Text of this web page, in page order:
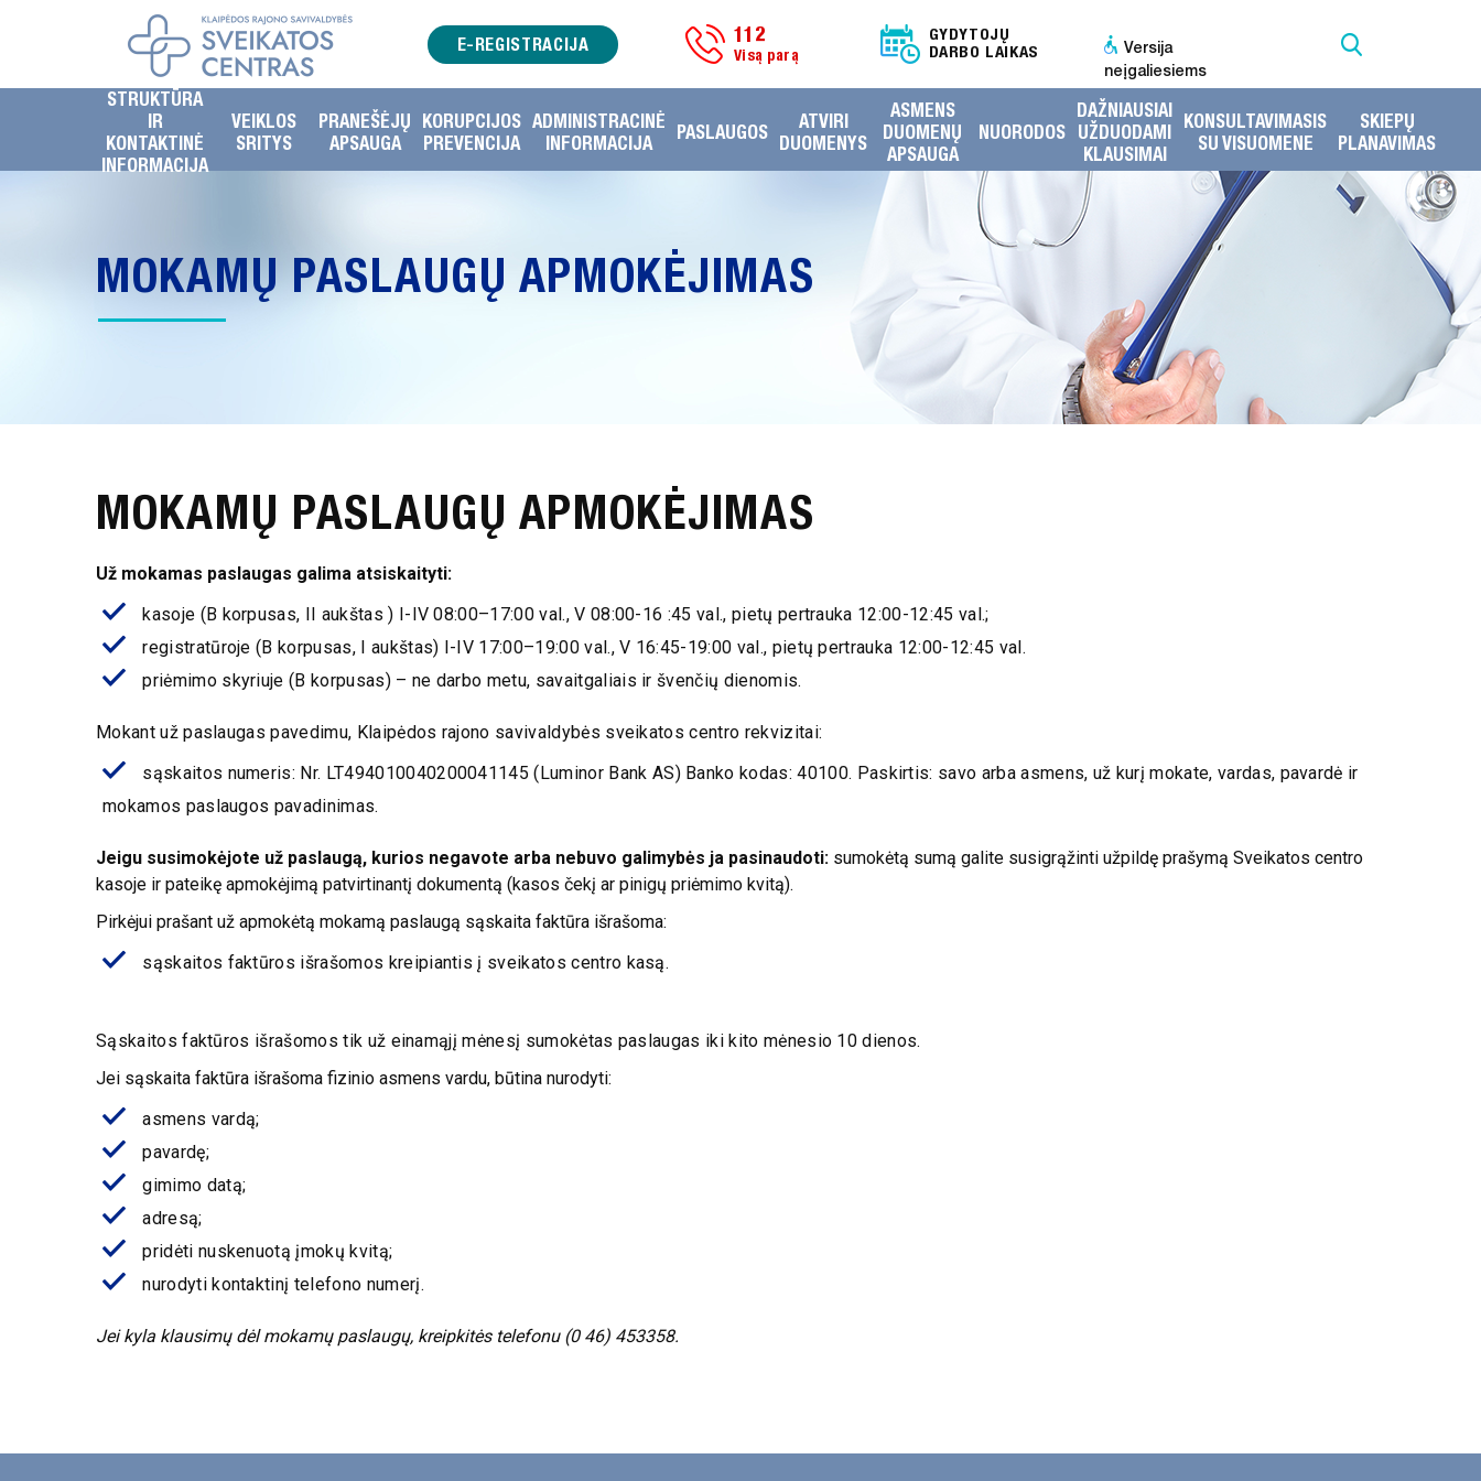
E-REGISTRACIJA 112
Visą parą
GYDYTOJŲ
DARBO LAIKAS
Versija
neįgaliesiems
STRUKTŪRA
IR
KONTAKTINĖ
INFORMACIJA
VEIKLOS
SRITYS
PRANEŠĖJŲ
APSAUGA
KORUPCIJOS
PREVENCIJA
ADMINISTRACINĖ
INFORMACIJA
PASLAUGOS
ATVIRI
DUOMENYS
ASMENS
DUOMENŲ
APSAUGA
NUORODOS
DAŽNIAUSIAI
UŽDUODAMI
KLAUSIMAI
KONSULTAVIMASIS
SU VISUOMENE
SKIEPŲ
PLANAVIMAS
MOKAMŲ PASLAUGŲ APMOKĖJIMAS
MOKAMŲ PASLAUGŲ APMOKĖJIMAS
Už mokamas paslaugas galima atsiskaityti:
kasoje (B korpusas, II aukštas ) I-IV 08:00–17:00 val., V 08:00-16 :45 val., pietų pertrauka 12:00-12:45 val.;
registratūroje (B korpusas, I aukštas) I-IV 17:00–19:00 val., V 16:45-19:00 val., pietų pertrauka 12:00-12:45 val.
priėmimo skyriuje (B korpusas) – ne darbo metu, savaitgaliais ir švenčių dienomis.
Mokant už paslaugas pavedimu, Klaipėdos rajono savivaldybės sveikatos centro rekvizitai:
sąskaitos numeris: Nr. LT494010040200041145 (Luminor Bank AS) Banko kodas: 40100. Paskirtis: savo arba asmens, už kurį mokate, vardas, pavardė ir
mokamos paslaugos pavadinimas.
Jeigu susimokėjote už paslaugą, kurios negavote arba nebuvo galimybės ja pasinaudoti: sumokėtą sumą galite susigrąžinti užpildę prašymą Sveikatos centro
kasoje ir pateikę apmokėjimą patvirtinantį dokumentą (kasos čekį ar pinigų priėmimo kvitą).
Pirkėjui prašant už apmokėtą mokamą paslaugą sąskaita faktūra išrašoma:
sąskaitos faktūros išrašomos kreipiantis į sveikatos centro kasą.
Sąskaitos faktūros išrašomos tik už einamąjį mėnesį sumokėtas paslaugas iki kito mėnesio 10 dienos.
Jei sąskaita faktūra išrašoma fizinio asmens vardu, būtina nurodyti:
asmens vardą;
pavardę;
gimimo datą;
adresą;
pridėti nuskenuotą įmokų kvitą;
nurodyti kontaktinį telefono numerį.
Jei kyla klausimų dėl mokamų paslaugų, kreipkitės telefonu (0 46) 453358.